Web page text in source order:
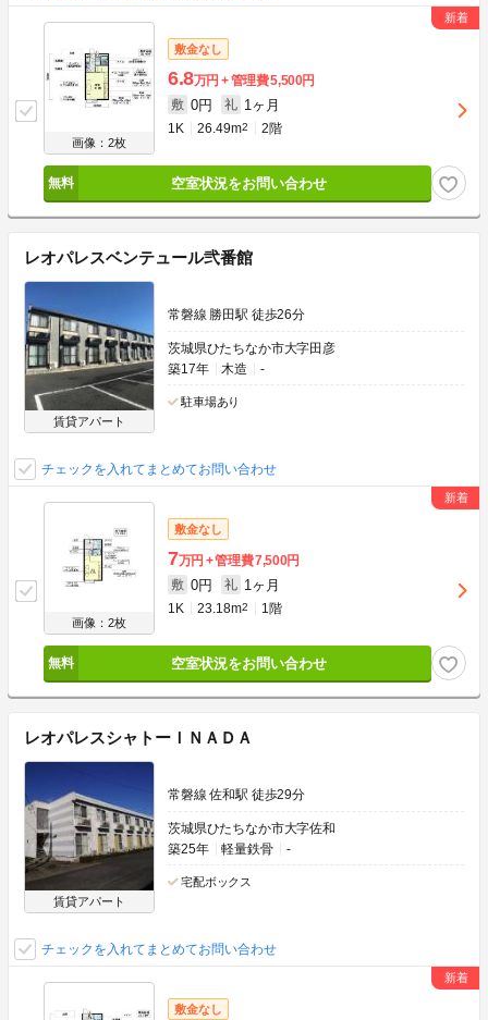
画像：2枚
敷金なし
6.8万円 管理費5,500円
敷 0円 礼 1ヶ月
1K 26.49m2 2階
空室状況をお問い合わせ
レオパレスベンテュール弐番館
賃貸アパート
常磐線 勝田駅 徒歩26分
茨城県ひたちなか市大字田彦
築17年
木造 -
駐車場あり
チェックを入れてまとめてお問い合わせ
画像：2枚
敷金なし
7万円 管理費7,500円
敷 0円 礼 1ヶ月
1K 23.18m2 1階
空室状況をお問い合わせ
レオパレスシャトーＩＮＡＤＡ
賃貸アパート
常磐線 佐和駅 徒歩29分
茨城県ひたちなか市大字佐和
築25年
軽量鉄骨 -
宅配ボックス
チェックを入れてまとめてお問い合わせ
敷金なし